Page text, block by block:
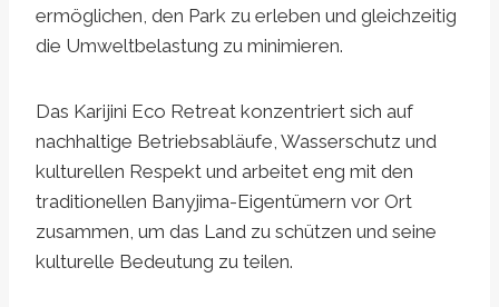
ermöglichen, den Park zu erleben und gleichzeitig
die Umweltbelastung zu minimieren.
Das Karijini Eco Retreat konzentriert sich auf
nachhaltige Betriebsabläufe, Wasserschutz und
kulturellen Respekt und arbeitet eng mit den
traditionellen Banyjima-Eigentümern vor Ort
zusammen, um das Land zu schützen und seine
kulturelle Bedeutung zu teilen.